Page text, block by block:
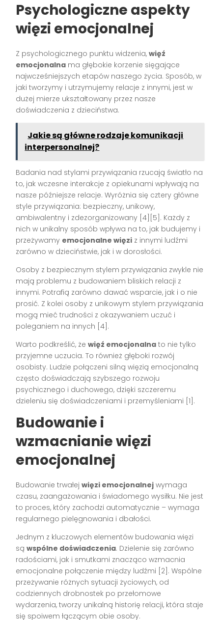
Psychologiczne aspekty
więzi emocjonalnej
Z psychologicznego punktu widzenia,więź
emocjonalna ma głębokie korzenie sięgające
najwcześniejszych etapów naszego życia. Sposób, w
jaki tworzymy i utrzymujemy relacje z innymi, jest w
dużej mierze ukształtowany przez nasze
doświadczenia z dzieciństwa.
Jakie są główne rodzaje komunikacji
interpersonalnej?
Badania nad stylami przywiązania rzucają światło na
to, jak wczesne interakcje z opiekunami wpływają na
nasze późniejsze relacje. Wyróżnia się cztery główne
style przywiązania: bezpieczny, unikowy,
ambiwalentny i zdezorganizowany [4][5]. Każdy z
nich w unikalny sposób wpływa na to, jak budujemy i
przeżywamy emocjonalne więzi z innymi ludźmi
zarówno w dzieciństwie, jak i w dorosłości.
Osoby z bezpiecznym stylem przywiązania zwykle nie
mają problemu z budowaniem bliskich relacji z
innymi. Potrafią zarówno dawać wsparcie, jak i o nie
prosić. Z kolei osoby z unikowym stylem przywiązania
mogą mieć trudności z okazywaniem uczuć i
poleganiem na innych [4].
Warto podkreślić, żewięź emocjonalna to nie tylko
przyjemne uczucia. To również głęboki rozwój
osobisty. Ludzie połączeni silną więzią emocjonalną
często doświadczają szybszego rozwoju
psychicznego i duchowego, dzięki szczeremu
dzieleniu się doświadczeniami i przemyśleniami [1].
Budowanie i
wzmacnianie więzi
emocjonalnej
Budowanie trwałejwięzi emocjonalnej wymaga
czasu, zaangażowania i świadomego wysiłku. Nie jest
to proces, który zachodzi automatycznie – wymaga
regularnego pielęgnowania i dbałości.
Jednym z kluczowych elementów budowania więzi
sąwspólne doświadczenia. Dzielenie się zarówno
radościami, jak i smutkami znacząco wzmacnia
emocjonalne połączenie między ludźmi [2]. Wspólne
przeżywanie różnych sytuacji życiowych, od
codziennych drobnostek po przełomowe
wydarzenia, tworzy unikalną historię relacji, która staje
się spoiwem łączącym obie osoby.